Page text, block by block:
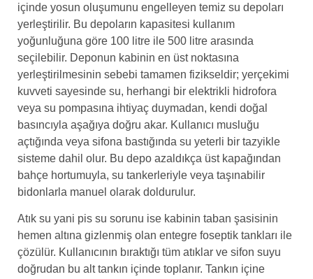
içinde yosun oluşumunu engelleyen temiz su depoları
yerleştirilir. Bu depoların kapasitesi kullanım
yoğunluğuna göre 100 litre ile 500 litre arasında
seçilebilir. Deponun kabinin en üst noktasına
yerleştirilmesinin sebebi tamamen fizikseldir; yerçekimi
kuvveti sayesinde su, herhangi bir elektrikli hidrofora
veya su pompasına ihtiyaç duymadan, kendi doğal
basıncıyla aşağıya doğru akar. Kullanıcı musluğu
açtığında veya sifona bastığında su yeterli bir tazyikle
sisteme dahil olur. Bu depo azaldıkça üst kapağından
bahçe hortumuyla, su tankerleriyle veya taşınabilir
bidonlarla manuel olarak doldurulur.
Atık su yani pis su sorunu ise kabinin taban şasisinin
hemen altına gizlenmiş olan entegre foseptik tankları ile
çözülür. Kullanıcının bıraktığı tüm atıklar ve sifon suyu
doğrudan bu alt tankın içinde toplanır. Tankın içine